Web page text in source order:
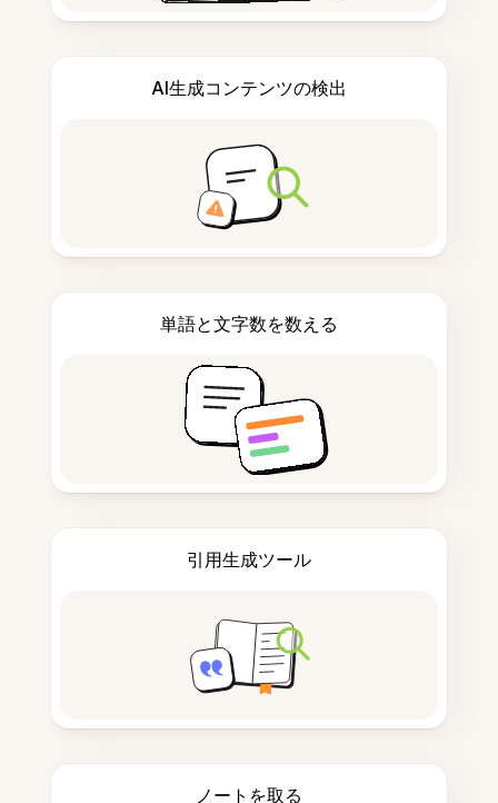
AI生成コンテンツの検出
単語と文字数を数える
引用生成ツール
ノートを取る